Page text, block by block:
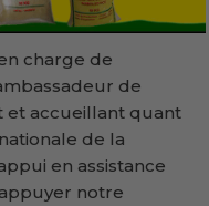
charge de
de
et accueillant quant
de la
en assistance
notre